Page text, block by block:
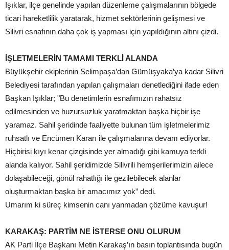
Işıklar, ilçe genelinde yapılan düzenleme çalışmalarının bölgede
ticari hareketlilik yaratarak, hizmet sektörlerinin gelişmesi ve
Silivri esnafının daha çok iş yapması için yapıldığının altını çizdi.
İŞLETMELERİN TAMAMI TERKLİ ALANDA
Büyükşehir ekiplerinin Selimpaşa’dan Gümüşyaka’ya kadar Silivri
Belediyesi tarafından yapılan çalışmaları denetlediğini ifade eden
Başkan Işıklar; "Bu denetimlerin esnafımızın rahatsız
edilmesinden ve huzursuzluk yaratmaktan başka hiçbir işe
yaramaz. Sahil şeridinde faaliyette bulunan tüm işletmelerimiz
ruhsatlı ve Encümen Kararı ile çalışmalarına devam ediyorlar.
Hiçbirisi kıyı kenar çizgisinde yer almadığı gibi kamuya terkli
alanda kalıyor. Sahil şeridimizde Silivrili hemşerilerimizin ailece
dolaşabileceği, gönül rahatlığı ile gezilebilecek alanlar
oluşturmaktan başka bir amacımız yok” dedi.
Umarım ki süreç kimsenin canı yanmadan çözüme kavuşur!
KARAKAŞ: PARTİM NE İSTERSE ONU OLURUM
AK Parti İlçe Başkanı Metin Karakaş’ın basın toplantısında bugün